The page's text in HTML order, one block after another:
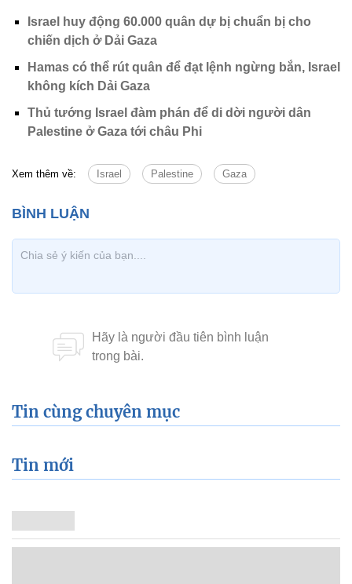
Israel huy động 60.000 quân dự bị chuẩn bị cho
chiến dịch ở Dải Gaza
Hamas có thể rút quân để đạt lệnh ngừng bắn, Israel
không kích Dải Gaza
Thủ tướng Israel đàm phán để di dời người dân
Palestine ở Gaza tới châu Phi
Xem thêm về: Israel Palestine Gaza
Tin cùng chuyên mục
Tin mới